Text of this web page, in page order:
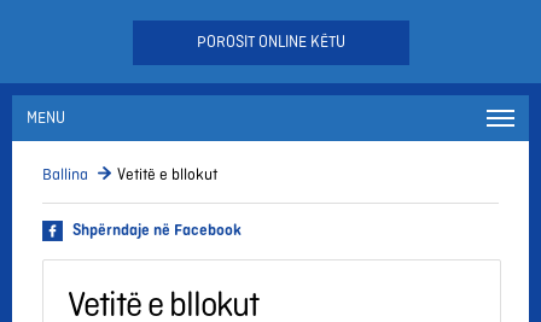
POROSIT ONLINE KËTU
MENU
Ballina Vetitë e bllokut
Shpërndaje në Facebook
Vetitë e bllokut